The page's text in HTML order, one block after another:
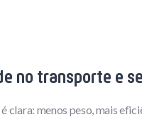
no transporte e
é clara: menos peso, mais